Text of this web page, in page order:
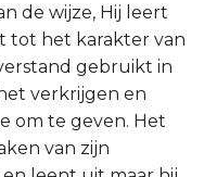
de wijze, Hij leert
tot het karakter van
gebruikt in
verkrijgen en
om te geven. Het
van zijn